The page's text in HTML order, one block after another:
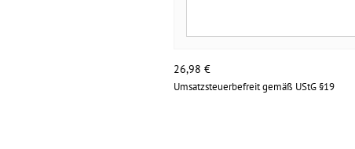
26,98 €
Umsatzsteuerbefreit gemäß UStG §19